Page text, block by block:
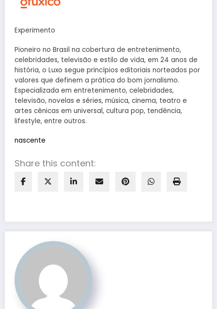
Experimento
Pioneiro no Brasil na cobertura de entretenimento,
celebridades, televisão e estilo de vida, em 24 anos de
história, o Luxo segue princípios editoriais norteados por
valores que definem a prática do bom jornalismo.
Especializada em entretenimento, celebridades,
televisão, novelas e séries, música, cinema, teatro e
artes cênicas em universal, cultura pop, tendência,
lifestyle, entre outros.
nascente
Share this content: